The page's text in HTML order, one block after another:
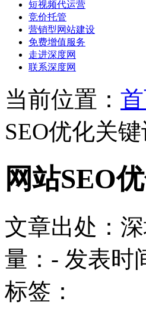
短视频代运营
竞价托管
营销型网站建设
免费增值服务
走进深度网
联系深度网
当前位置：
SEO优化关
网站SEO
文章出处：
量： - 发表时
标签：